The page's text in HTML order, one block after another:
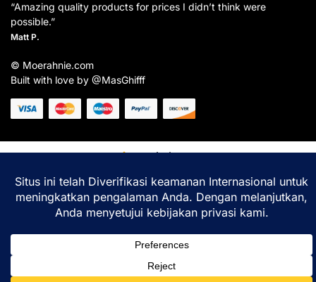
“Amazing quality products for prices I didn’t think were
possible.”
Matt P.
© Moerahnie.com
Built with love by @MasGhifff
Moerahnie.com
pengalaman belanja terbaik Anda.